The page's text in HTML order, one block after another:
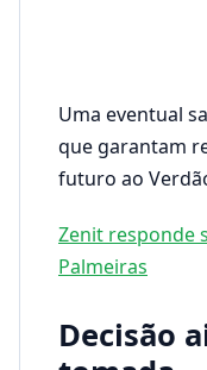
Uma eventual
que garantam
futuro ao
Zenit responde
Palmeiras
Decisão